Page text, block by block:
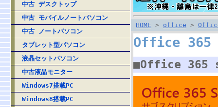
中古 デスクトップ
中古 モバイルノートパソコン
中古 ノートパソコン
タブレット型パソコン
液晶セットパソコン
中古液晶モニター
Windows7搭載PC
Windows8搭載PC
HOME > office >
Office 365
■Office 365